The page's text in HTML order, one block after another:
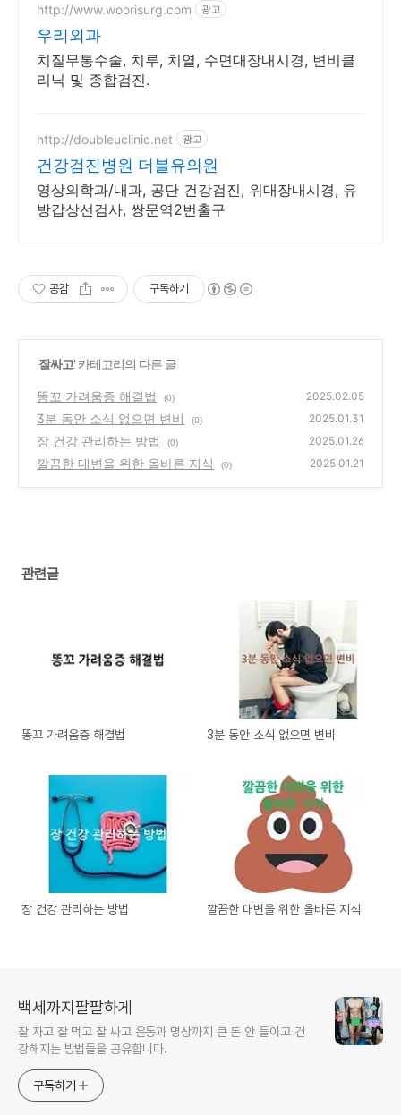
http://www.woorisurg.com 광고
우리외과
치질무통수술, 치루, 치열, 수면대장내시경, 변비클
리닉 및 종합검진.
http://doubleuclinic.net 광고
건강검진병원 더블유의원
영상의학과/내과, 공단 건강검진, 위대장내시경, 유
방갑상선검사, 쌍문역2번출구
공감 구독하기
'잘싸고' 카테고리의 다른 글
똥꼬 가려움증 해결법 (0) 2025.02.05
3분 동안 소식 없으면 변비 (0) 2025.01.31
장 건강 관리하는 방법 (0) 2025.01.26
깔끔한 대변을 위한 올바른 지식 (0) 2025.01.21
관련글
똥꼬 가려움증 해결법 3분 동안 소식 없으면 변비
장 건강 관리하는 방법 깔끔한 대변을 위한 올바른 지식
백세까지팔팔하게
잘 자고 잘 먹고 잘 싸고 운동과 명상까지 큰 돈 안 들이고 건
강해지는 방법들을 공유합니다.
구독하기